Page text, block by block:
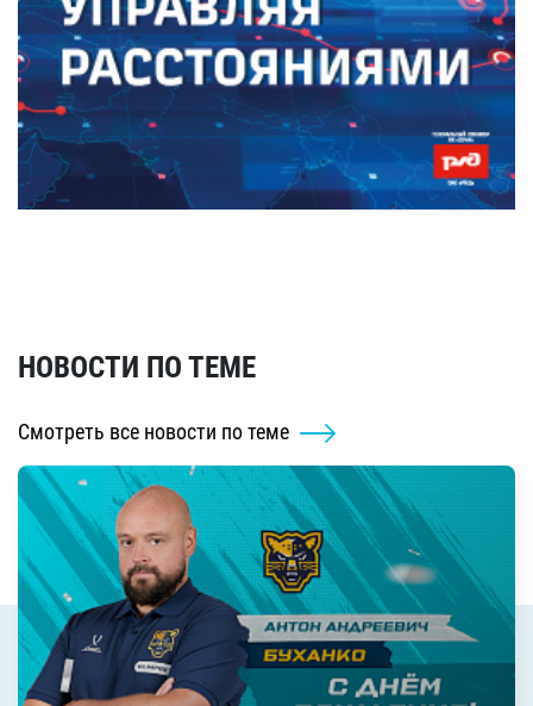
НОВОСТИ ПО ТЕМЕ
Смотреть все новости по теме